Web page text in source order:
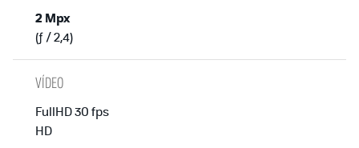
2 Mpx
(ƒ / 2,4)
VÍDEO
FullHD 30 fps
HD